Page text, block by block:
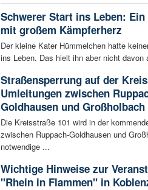
Schwerer Start ins Leben:
mit großem Kämpferherz
Der kleine Kater Hümmelchen hatte
ins Leben. Das hielt ihn aber nicht davon
Straßensperrung auf der
Umleitungen zwischen
Goldhausen und Großholbach
Die Kreisstraße 101 wird in der
zwischen Ruppach-Goldhausen und
notwendige ...
Wichtige Hinweise zur
"Rhein in Flammen" in